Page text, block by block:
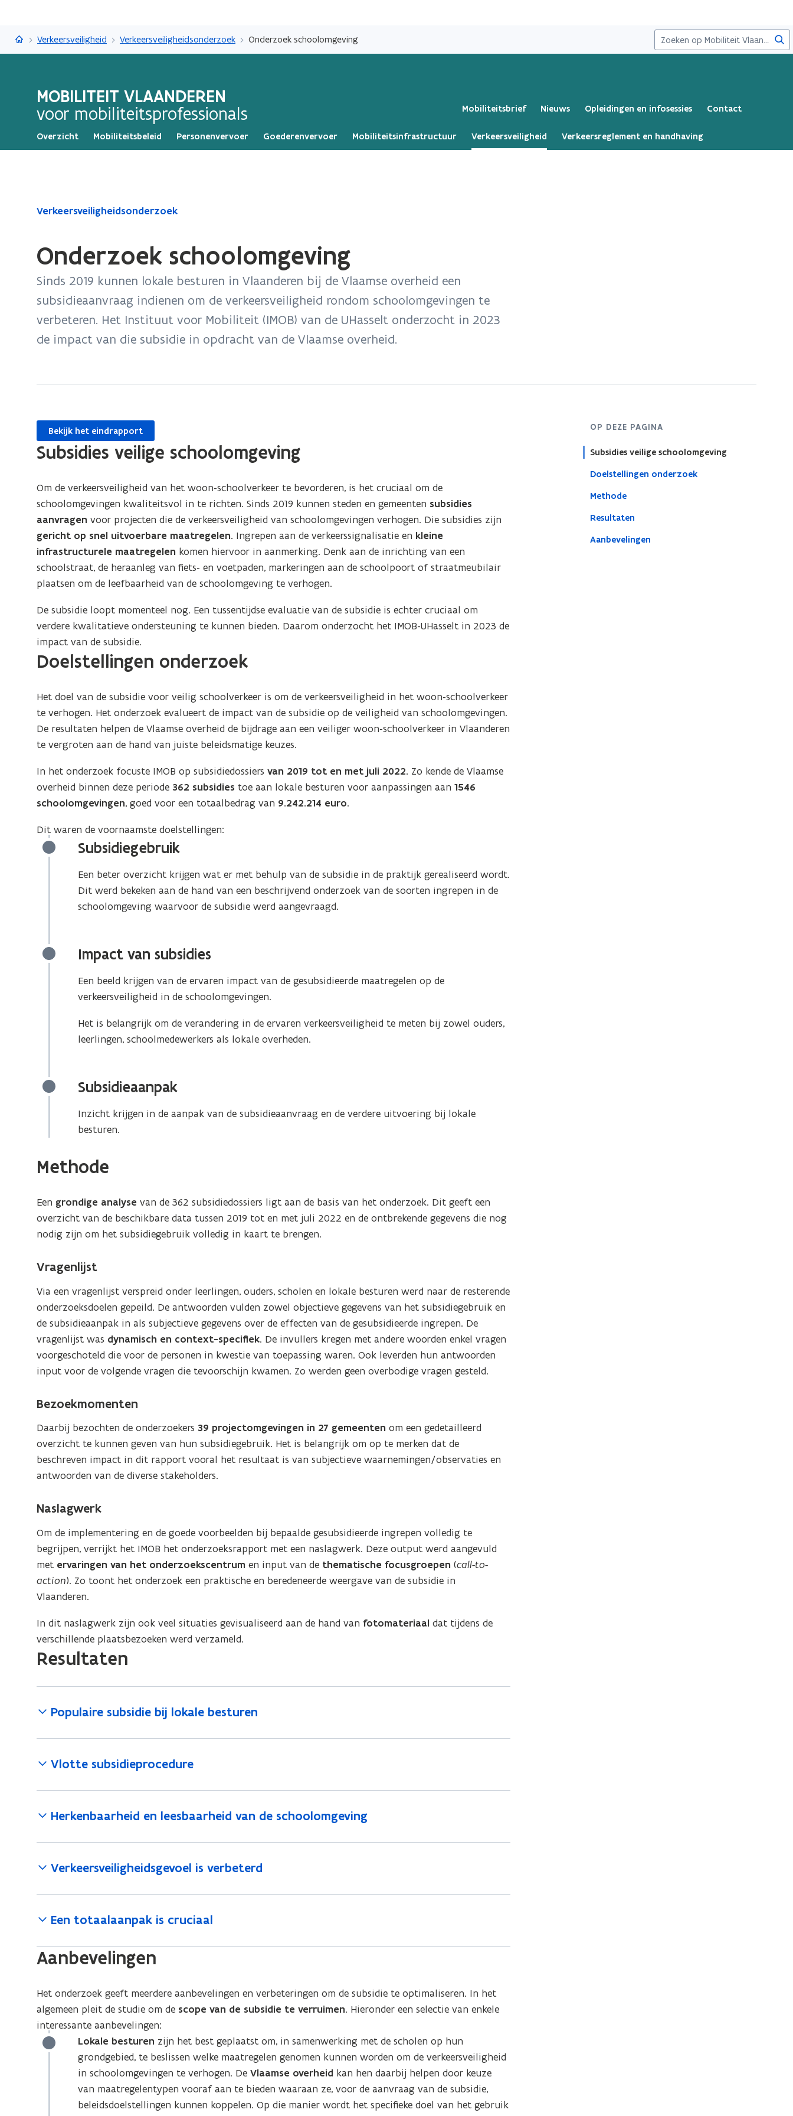
naar
Mobiliteit Vlaanderen
Verkeersveiligheid Verkeersveiligheidsonderzoek Onderzoek schoolomgeving
MOBILITEIT VLAANDEREN
voor mobiliteitsprofessionals Mobiliteitsbrief Nieuws Opleidingen en infosessies Contact
Overzicht Mobiliteitsbeleid Personenvervoer Goederenvervoer Mobiliteitsinfrastructuur Verkeersveiligheid Verkeersreglement en handhaving
Gedaan
bevindt
Onderzoek
schoolomgeving
Verkeersveiligheidsonderzoek
Onderzoek schoolomgeving
Sinds 2019 kunnen lokale besturen in Vlaanderen bij de Vlaamse overheid een
subsidieaanvraag indienen om de verkeersveiligheid rondom schoolomgevingen te
verbeteren. Het Instituut voor Mobiliteit (IMOB) van de UHasselt onderzocht in 2023
de impact van die subsidie in opdracht van de Vlaamse overheid.
OP DEZE PAGINA
Subsidies veilige schoolomgeving
Doelstellingen onderzoek
Methode
Resultaten
Aanbevelingen
Bekijk het eindrapport
Subsidies veilige schoolomgeving
Om de verkeersveiligheid van het woon-schoolverkeer te bevorderen, is het cruciaal om de
schoolomgevingen kwaliteitsvol in te richten. Sinds 2019 kunnen steden en gemeenten subsidies
aanvragen voor projecten die de verkeersveiligheid van schoolomgevingen verhogen. Die subsidies zijn
gericht op snel uitvoerbare maatregelen. Ingrepen aan de verkeerssignalisatie en kleine
infrastructurele maatregelen komen hiervoor in aanmerking. Denk aan de inrichting van een
schoolstraat, de heraanleg van fiets- en voetpaden, markeringen aan de schoolpoort of straatmeubilair
plaatsen om de leefbaarheid van de schoolomgeving te verhogen.
De subsidie loopt momenteel nog. Een tussentijdse evaluatie van de subsidie is echter cruciaal om
verdere kwalitatieve ondersteuning te kunnen bieden. Daarom onderzocht het IMOB-UHasselt in 2023 de
impact van de subsidie.
Doelstellingen onderzoek
Het doel van de subsidie voor veilig schoolverkeer is om de verkeersveiligheid in het woon-schoolverkeer
te verhogen. Het onderzoek evalueert de impact van de subsidie op de veiligheid van schoolomgevingen.
De resultaten helpen de Vlaamse overheid de bijdrage aan een veiliger woon-schoolverkeer in Vlaanderen
te vergroten aan de hand van juiste beleidsmatige keuzes.
In het onderzoek focuste IMOB op subsidiedossiersvan 2019 tot en met juli 2022. Zo kende de Vlaamse
overheid binnen deze periode362 subsidies toe aan lokale besturen voor aanpassingen aan1546
schoolomgevingen, goed voor een totaalbedrag van 9.242.214 euro.
Dit waren de voornaamste doelstellingen:
Subsidiegebruik
Een beter overzicht krijgen wat er met behulp van de subsidie in de praktijk gerealiseerd wordt.
Dit werd bekeken aan de hand van een beschrijvend onderzoek van de soorten ingrepen in de
schoolomgeving waarvoor de subsidie werd aangevraagd.
Impact van subsidies
Een beeld krijgen van de ervaren impact van de gesubsidieerde maatregelen op de
verkeersveiligheid in de schoolomgevingen.
Het is belangrijk om de verandering in de ervaren verkeersveiligheid te meten bij zowel ouders,
leerlingen, schoolmedewerkers als lokale overheden.
Subsidieaanpak
Inzicht krijgen in de aanpak van de subsidieaanvraag en de verdere uitvoering bij lokale
besturen.
Methode
Een grondige analyse van de 362 subsidiedossiers ligt aan de basis van het onderzoek. Dit geeft een
overzicht van de beschikbare data tussen 2019 tot en met juli 2022 en de ontbrekende gegevens die nog
nodig zijn om het subsidiegebruik volledig in kaart te brengen.
Vragenlijst
Via een vragenlijst verspreid onder leerlingen, ouders, scholen en lokale besturen werd naar de resterende
onderzoeksdoelen gepeild. De antwoorden vulden zowel objectieve gegevens van het subsidiegebruik en
de subsidieaanpak in als subjectieve gegevens over de effecten van de gesubsidieerde ingrepen. De
vragenlijst was dynamisch en context-specifiek. De invullers kregen met andere woorden enkel vragen
voorgeschoteld die voor de personen in kwestie van toepassing waren. Ook leverden hun antwoorden
input voor de volgende vragen die tevoorschijn kwamen. Zo werden geen overbodige vragen gesteld.
Bezoekmomenten
Daarbij bezochten de onderzoekers39 projectomgevingen in 27 gemeenten om een gedetailleerd
overzicht te kunnen geven van hun subsidiegebruik. Het is belangrijk om op te merken dat de
beschreven impact in dit rapport vooral het resultaat is van subjectieve waarnemingen/observaties en
antwoorden van de diverse stakeholders.
Naslagwerk
Om de implementering en de goede voorbeelden bij bepaalde gesubsidieerde ingrepen volledig te
begrijpen, verrijkt het IMOB het onderzoeksrapport met een naslagwerk. Deze output werd aangevuld
met ervaringen van het onderzoekscentrum en input van de thematische focusgroepen (call-to-
action). Zo toont het onderzoek een praktische en beredeneerde weergave van de subsidie in
Vlaanderen.
In dit naslagwerk zijn ook veel situaties gevisualiseerd aan de hand van fotomateriaal dat tijdens de
verschillende plaatsbezoeken werd verzameld.
Resultaten
Populaire subsidie bij lokale besturen
Vlotte subsidieprocedure
Herkenbaarheid en leesbaarheid van de schoolomgeving
Verkeersveiligheidsgevoel is verbeterd
Een totaalaanpak is cruciaal
Aanbevelingen
Het onderzoek geeft meerdere aanbevelingen en verbeteringen om de subsidie te optimaliseren. In het
algemeen pleit de studie om de scope van de subsidie te verruimen. Hieronder een selectie van enkele
interessante aanbevelingen:
Lokale besturen zijn het best geplaatst om, in samenwerking met de scholen op hun
grondgebied, te beslissen welke maatregelen genomen kunnen worden om de verkeersveiligheid
in schoolomgevingen te verhogen. DeVlaamse overheid kan hen daarbij helpen door keuze
van maatregelentypen vooraf aan te bieden waaraan ze, voor de aanvraag van de subsidie,
beleidsdoelstellingen kunnen koppelen. Op die manier wordt het specifieke doel van het gebruik